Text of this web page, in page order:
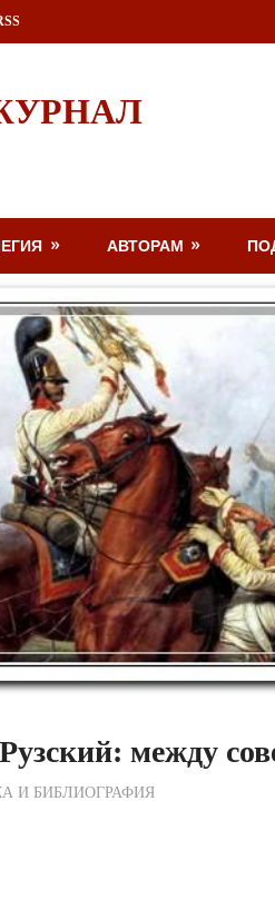
АВТОРАМ
между
по Редакции
И БИБЛИОГРАФИЯ